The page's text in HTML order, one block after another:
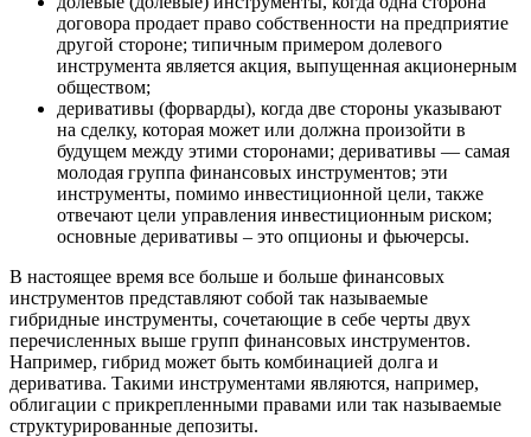
договора продает право собственности на предприятие
другой стороне; типичным примером долевого
инструмента является акция, выпущенная акционерным
обществом;
деривативы (форварды), когда две стороны указывают
на сделку, которая может или должна произойти в
будущем между этими сторонами; деривативы — самая
молодая группа финансовых инструментов; эти
инструменты, помимо инвестиционной цели, также
отвечают цели управления инвестиционным риском;
основные деривативы – это опционы и фьючерсы.
В настоящее время все больше и больше финансовых
инструментов представляют собой так называемые
гибридные инструменты, сочетающие в себе черты двух
перечисленных выше групп финансовых инструментов.
Например, гибрид может быть комбинацией долга и
дериватива. Такими инструментами являются, например,
облигации с прикрепленными правами или так называемые
структурированные депозиты.